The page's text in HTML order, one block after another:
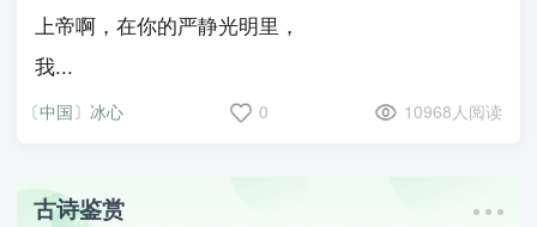
上帝啊，在你的严静光明里，
我...
〔中国〕冰心 0 10968人阅读
古诗鉴赏